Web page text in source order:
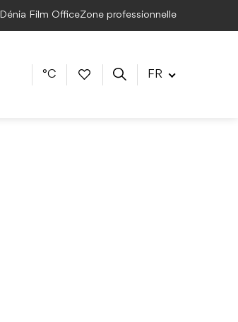
Dénia Film OfficeZone professionnelle
°C FR